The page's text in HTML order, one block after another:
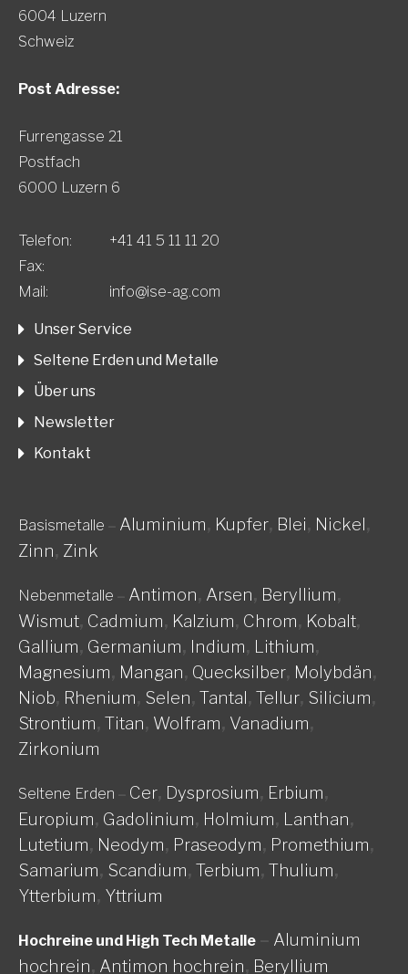
6004 Luzern
Schweiz
Post Adresse:
Furrengasse 21
Postfach
6000 Luzern 6
Telefon:
+41 41 5 11 11 20
Fax:
Mail:
info@ise-ag.com
Unser Service
Seltene Erden und Metalle
Über uns
Newsletter
Kontakt
Basismetalle – Aluminium, Kupfer, Blei, Nickel,
Zinn, Zink
Nebenmetalle – Antimon, Arsen, Beryllium,
Wismut, Cadmium, Kalzium, Chrom, Kobalt,
Gallium, Germanium, Indium, Lithium,
Magnesium, Mangan, Quecksilber, Molybdän,
Niob, Rhenium, Selen, Tantal, Tellur, Silicium,
Strontium, Titan, Wolfram, Vanadium,
Zirkonium
Seltene Erden – Cer, Dysprosium, Erbium,
Europium, Gadolinium, Holmium, Lanthan,
Lutetium, Neodym, Praseodym, Promethium,
Samarium, Scandium, Terbium, Thulium,
Ytterbium, Yttrium
Hochreine und High Tech Metalle – Aluminium
hochrein, Antimon hochrein, Beryllium